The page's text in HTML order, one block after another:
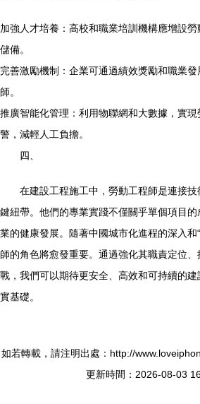
加強人才培養：高校和職業培訓機構應增設
儲備。
完善激勵機制：企業可通過績效獎勵和職業
師。
推廣智能化管理：利用物聯網和大數據，實
警，減輕人工負擔。
四、
在建設工程施工中，勞動工程師是連接
鍵紐帶。他們的專業實踐不僅關乎單個項目
業的健康發展。隨著中國城市化進程的深入和
師的角色將愈發重要。通過強化其職責定位
戰，我們可以期待更安全、高效和可持續的
實基礎。
如若轉載，請注明出處：http://
更新時間：2026-08-03